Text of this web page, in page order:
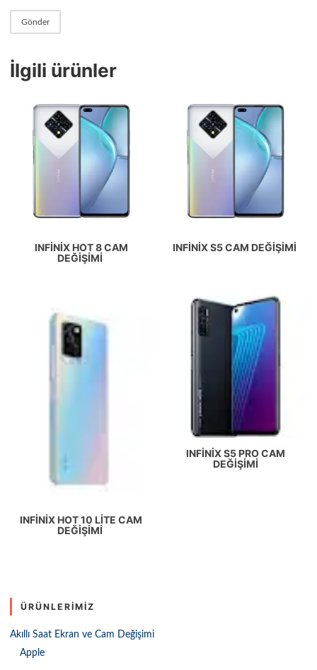
İlgili ürünler
INFINIX HOT 8 CAM
DEĞIŞIMI
INFINIX S5 CAM DEĞIŞIMI
INFINIX HOT 10 LITE CAM
DEĞIŞIMI
INFINIX S5 PRO CAM
DEĞIŞIMI
ÜRÜNLERIMIZ
Akıllı Saat Ekran ve Cam Değişimi
Apple